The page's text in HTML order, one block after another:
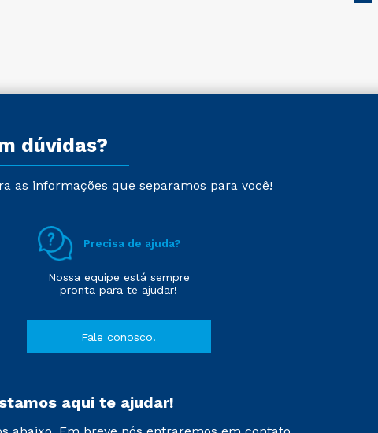
dúvidas?
as informações que separamos para você!
Precisa de ajuda?
Nossa equipe está sempre
pronta para te ajudar!
Fale conosco!
aqui te ajudar!